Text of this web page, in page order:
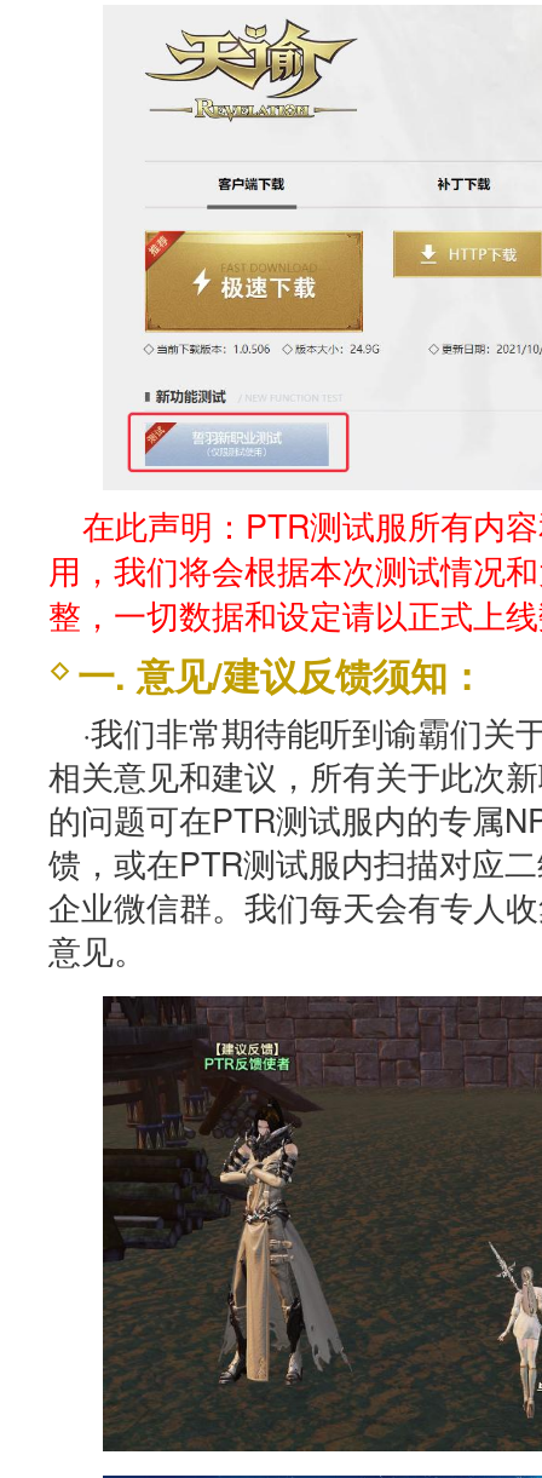
在此声明：PTR测试服所有内
用，我们将会根据本次测试情况
整，一切数据和设定请以正式上
一. 意见/建议反馈须知：
·我们非常期待能听到谕霸们关
相关意见和建议，所有关于此次
的问题可在PTR测试服内的专属
馈，或在PTR测试服内扫描对应
企业微信群。我们每天会有专人
意见。